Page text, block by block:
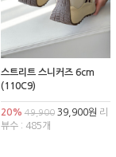
스트리트 스니커즈 6cm
(110C9)
20% 49,90039,900원 리
뷰수 : 485개